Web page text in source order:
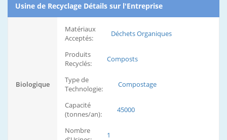
Usine de Recyclage Détails sur l'Entreprise
Biologique
Matériaux
Acceptés:
Déchets Organiques
Produits
Recyclés:
Composts
Type de
Technologie:
Compostage
Capacité
(tonnes/an):
45000
Nombre
1